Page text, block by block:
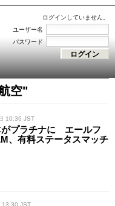
ログインしていません。
ユーザー名
パスワード
空"
10:36 JST
がプラチナに エールフ
、有料ステータスマッチ